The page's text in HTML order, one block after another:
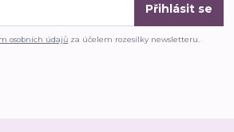
Přihlásit se
osobních údajů za účelem rozesílky newsletteru.